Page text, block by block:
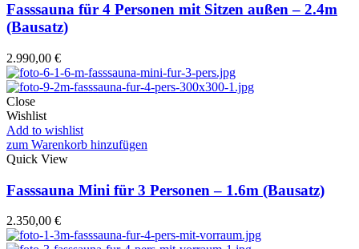
Fasssauna für 4 Personen mit Sitzen außen – 2.4m
(Bausatz)
2.990,00 €
Close
Wishlist
Add to wishlist
zum Warenkorb hinzufügen
Quick View
Fasssauna Mini für 3 Personen – 1.6m (Bausatz)
2.350,00 €